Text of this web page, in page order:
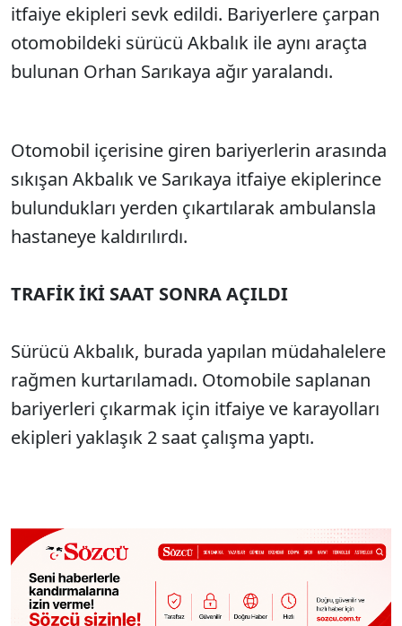
itfaiye ekipleri sevk edildi. Bariyerlere çarpan
otomobildeki sürücü Akbalık ile aynı araçta
bulunan Orhan Sarıkaya ağır yaralandı.
Otomobil içerisine giren bariyerlerin arasında
sıkışan Akbalık ve Sarıkaya itfaiye ekiplerince
bulundukları yerden çıkartılarak ambulansla
hastaneye kaldırılırdı.
TRAFİK İKİ SAAT SONRA AÇILDI
Sürücü Akbalık, burada yapılan müdahalelere
rağmen kurtarılamadı. Otomobile saplanan
bariyerleri çıkarmak için itfaiye ve karayolları
ekipleri yaklaşık 2 saat çalışma yaptı.